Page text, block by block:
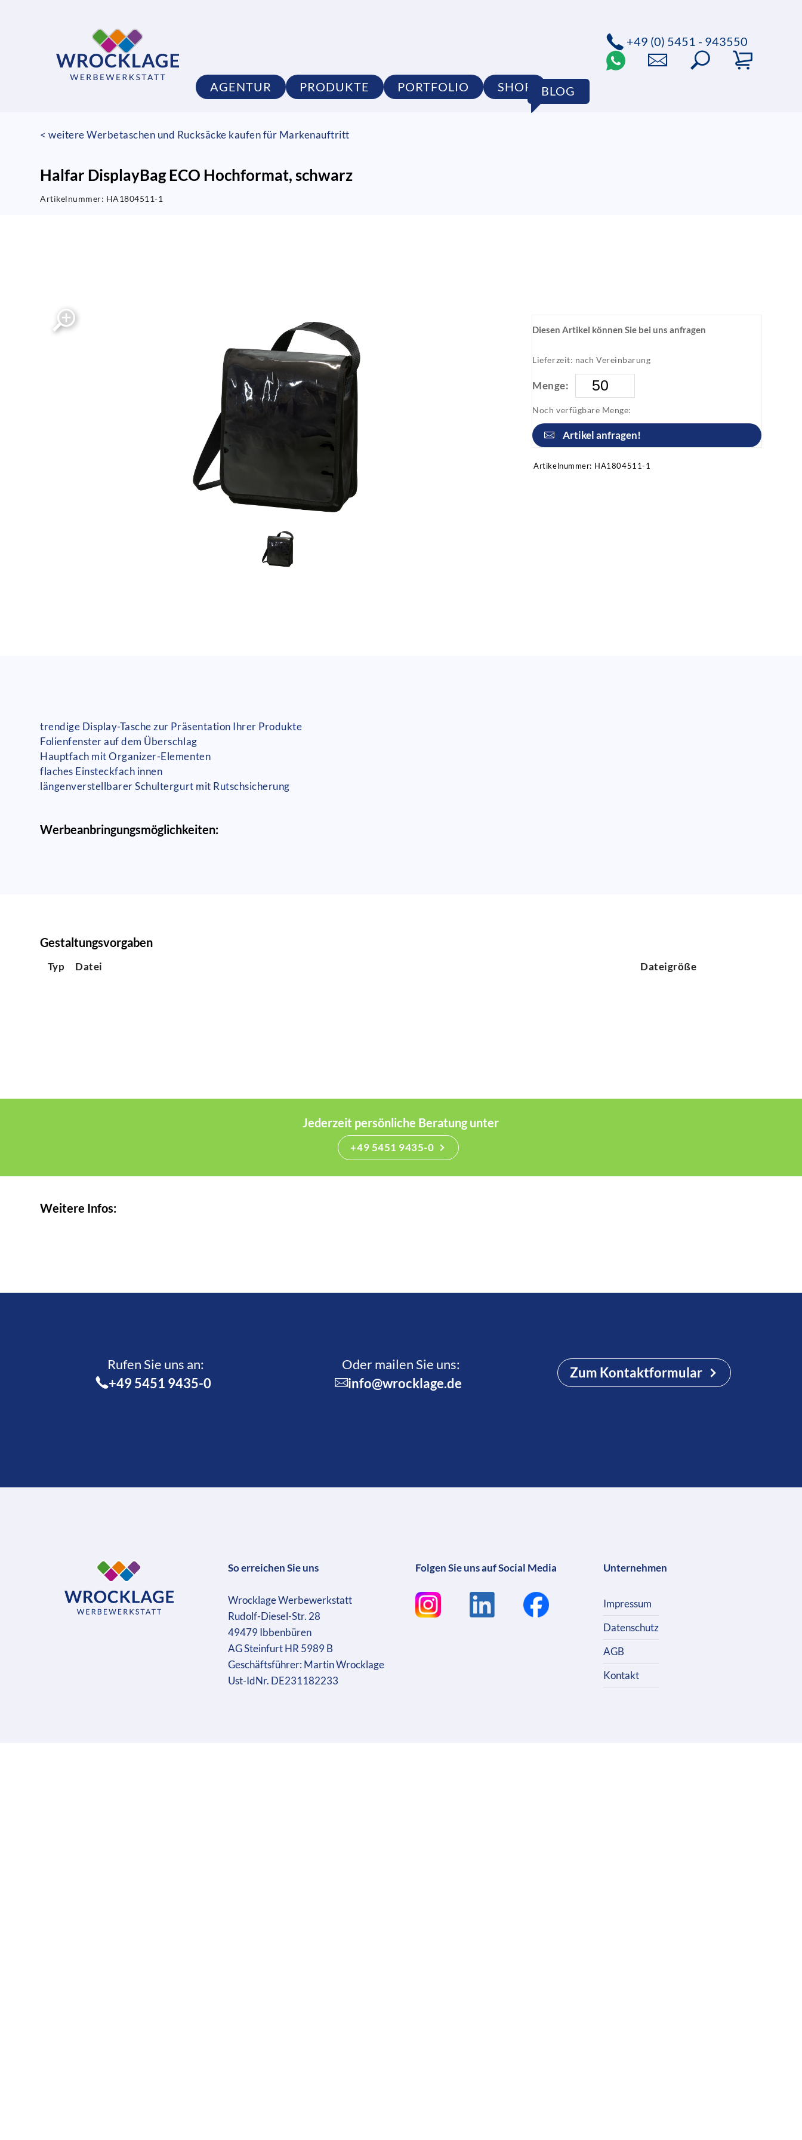
AGENTUR PRODUKTE PORTFOLIO SHOP BLOG
+49 (0) 5451 - 943550
< weitere Werbetaschen und Rucksäcke kaufen für Markenauftritt
Halfar DisplayBag ECO Hochformat, schwarz
Artikelnummer: HA1804511-1
Diesen Artikel können Sie bei uns anfragen
Lieferzeit: nach Vereinbarung
Menge:
Noch verfügbare Menge:
Artikel anfragen!
Artikelnummer: HA1804511-1
trendige Display-Tasche zur Präsentation Ihrer Produkte
Folienfenster auf dem Überschlag
Hauptfach mit Organizer-Elementen
flaches Einsteckfach innen
längenverstellbarer Schultergurt mit Rutschsicherung
Werbeanbringungsmöglichkeiten:
Gestaltungsvorgaben
Typ Datei Dateigröße
Jederzeit persönliche Beratung unter
+49 5451 9435-0
Weitere Infos:
Rufen Sie uns an:­
+49 5451 9435-0
Oder mailen Sie uns:
info@wrocklage.de
Zum Kontaktformular
So erreichen Sie uns
Wrocklage Werbewerkstatt
Rudolf-Diesel-Str. 28
49479 Ibbenbüren
AG Steinfurt HR 5989 B
Geschäftsführer: Martin Wrocklage
Ust-IdNr. DE231182233
Folgen Sie uns auf Social Media Unternehmen
Impressum
Datenschutz
AGB
Kontakt